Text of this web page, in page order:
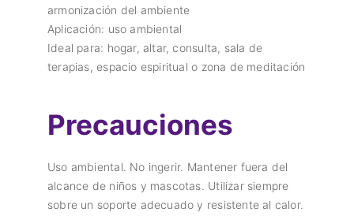
armonización del ambiente
Aplicación: uso ambiental
Ideal para: hogar, altar, consulta, sala de
terapias, espacio espiritual o zona de meditación
Precauciones
Uso ambiental. No ingerir. Mantener fuera del
alcance de niños y mascotas. Utilizar siempre
sobre un soporte adecuado y resistente al calor.